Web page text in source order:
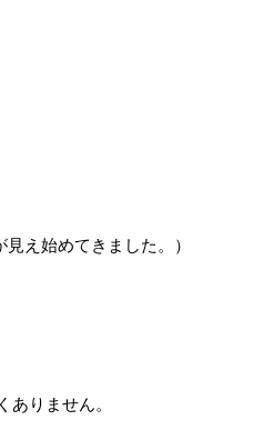
え始めてきました。）
りません。